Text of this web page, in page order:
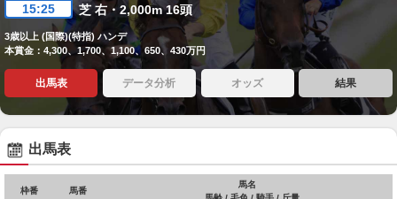
15:25 芝 右・2,000m 16頭
3歳以上 (国際)(特指) ハンデ
本賞金：4,300、1,700、1,100、650、430万円
出馬表 データ分析 オッズ 結果
出馬表
枠番 馬番
馬名